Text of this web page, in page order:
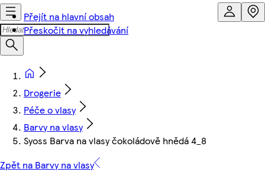
Přejít na hlavní obsah
Přeskočit na vyhledávání
Drogerie
Péče o vlasy
Barvy na vlasy
Syoss Barva na vlasy čokoládově hnědá 4_8
Zpět na Barvy na vlasy